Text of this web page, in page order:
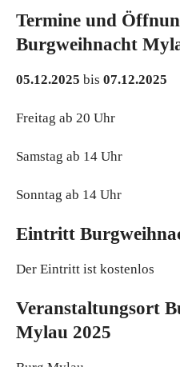
Termine und
Burgweihnacht
05.12.2025 bis 07.12.2025
Freitag ab 20 Uhr
Samstag ab 14 Uhr
Sonntag ab 14 Uhr
Eintritt
Der Eintritt ist kostenlos
Veranstaltungsort
Mylau 2025